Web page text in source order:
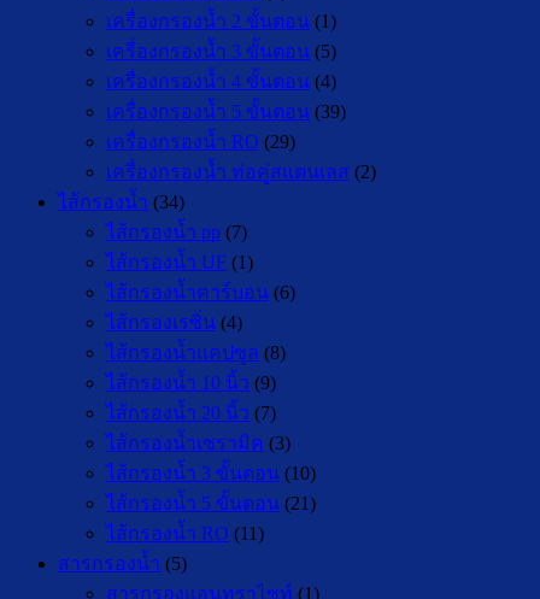
เครื่องกรองน้ำ 2 ขั้นตอน (1)
เครื่องกรองน้ำ 3 ขั้นตอน (5)
เครื่องกรองน้ำ 4 ขั้นตอน (4)
เครื่องกรองน้ำ 5 ขั้นตอน (39)
เครื่องกรองน้ำ RO (29)
เครื่องกรองน้ำ ท่อคู่สแตนเลส (2)
ไส้กรองน้ำ (34)
ไส้กรองน้ำ pp (7)
ไส้กรองน้ำ UF (1)
ไส้กรองน้ำคาร์บอน (6)
ไส้กรองเรซิ่น (4)
ไส้กรองน้ำแคปซูล (8)
ไส้กรองน้ำ 10 นิ้ว (9)
ไส้กรองน้ำ 20 นิ้ว (7)
ไส้กรองน้ำเซรามิค (3)
ไส้กรองน้ำ 3 ขั้นตอน (10)
ไส้กรองน้ำ 5 ขั้นตอน (21)
ไส้กรองน้ำ RO (11)
สารกรองน้ำ (5)
สารกรองแอนทราไซท์ (1)